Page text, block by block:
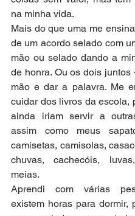
na minha vida.
Mais do que uma me
de um acordo selado com
mão ou selado dando a
de honra. Ou os dois juntos
mão e dar a palavra. Me
cuidar dos livros da escola,
ainda iriam servir a
assim como meus
camisetas, camisolas,
chuvas, cachecóis,
meias.
Aprendi com várias
existem horas para dormir,